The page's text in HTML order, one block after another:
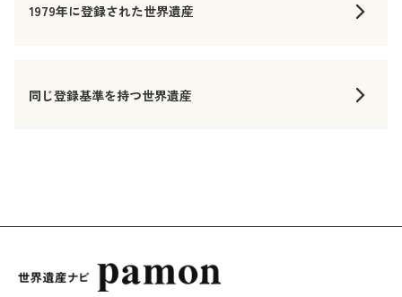
1979年に登録された世界遺産
同じ登録基準を持つ世界遺産